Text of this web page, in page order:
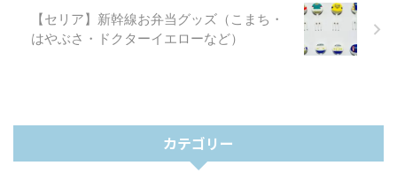
【セリア】新幹線お弁当グッズ（こまち・
はやぶさ・ドクターイエローなど）
カテゴリー